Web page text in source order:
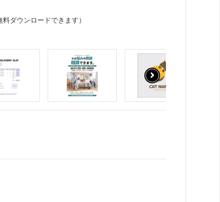
料ダウンロードできます）